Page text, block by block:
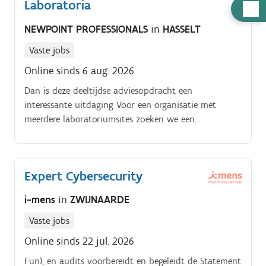
risico's, incidenten en de voortgang van cybersecurity
Laboratoria
NEWPOINT PROFESSIONALS in HASSELT
Vaste jobs
Online sinds 6 aug. 2026
Dan is deze deeltijdse adviesopdracht een
interessante uitdaging Voor een organisatie met
meerdere laboratoriumsites zoeken we een.
Expert Cybersecurity
i-mens in ZWIJNAARDE
Vaste jobs
Online sinds 22 jul. 2026
Fun), en audits voorbereidt en begeleidt de Statement